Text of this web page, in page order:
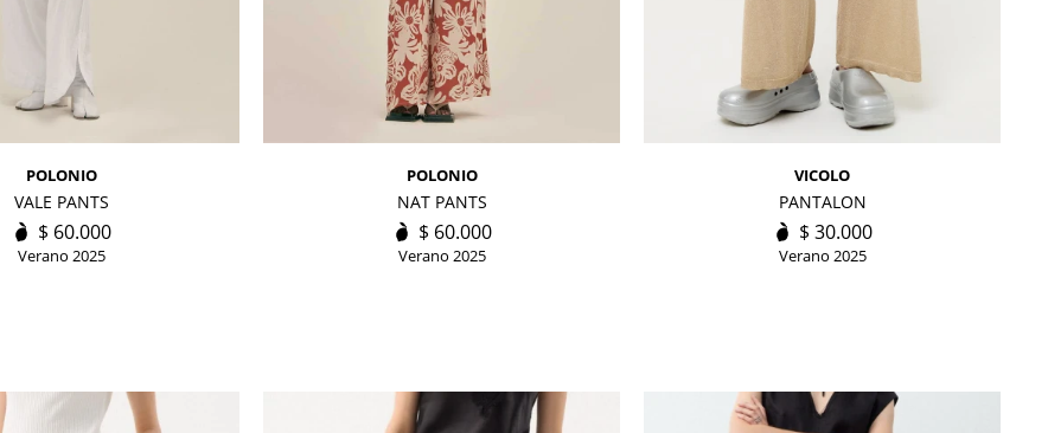
POLONIO
VALE PANTS
$ 60.000
Verano 2025
POLONIO
NAT PANTS
$ 60.000
Verano 2025
VICOLO
PANTALON
$ 30.000
Verano 2025